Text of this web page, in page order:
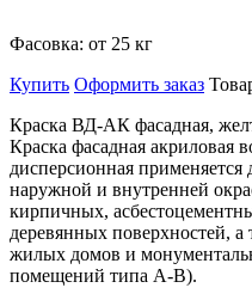
Фасовка: от 25 кг
Купить Оформить заказ
Краска ВД-АК фасадная,
Краска фасадная акриловая
дисперсионная применяется
наружной и внутренней
кирпичных,
деревянных поверхностей,
жилых домов и
помещений типа А-В).